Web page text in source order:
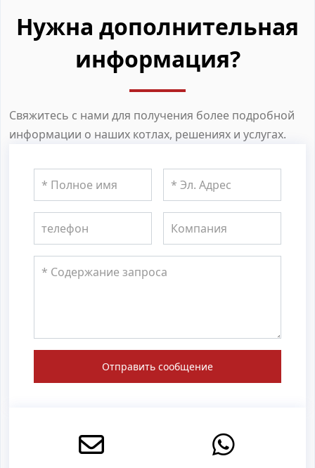
Нужна дополнительная
информация?
Свяжитесь с нами для получения более подробной
информации о наших котлах, решениях и услугах.
Отправить сообщение